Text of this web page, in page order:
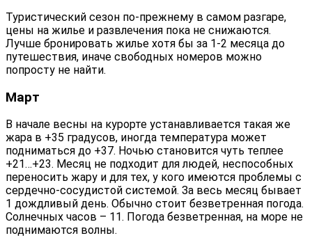
Туристический сезон по-прежнему в самом разгаре,
цены на жилье и развлечения пока не снижаются.
Лучше бронировать жилье хотя бы за 1-2 месяца до
путешествия, иначе свободных номеров можно
попросту не найти.
Март
В начале весны на курорте устанавливается такая же
жара в +35 градусов, иногда температура может
подниматься до +37. Ночью становится чуть теплее
+21…+23. Месяц не подходит для людей, неспособных
переносить жару и для тех, у кого имеются проблемы с
сердечно-сосудистой системой. За весь месяц бывает
1 дождливый день. Обычно стоит безветренная погода.
Солнечных часов – 11. Погода безветренная, на море не
поднимаются волны.